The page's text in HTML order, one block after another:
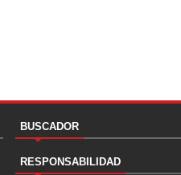
BUSCADOR
RESPONSABILIDAD